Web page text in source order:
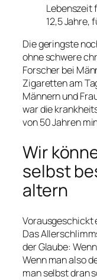
Lebenszeit
12,5 Jahre,
Die geringste
ohne schwere
Forscher bei
Zigaretten am
Männern und
war die
von 50 Jahren
Wir
selbst
altern
Vorausgeschickt
Das
der Glaube:
Wenn man also
man selbst dran